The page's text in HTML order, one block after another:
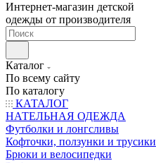
Интернет-магазин детской
одежды от производителя
Каталог
По всему сайту
По каталогу
КАТАЛОГ
НАТЕЛЬНАЯ ОДЕЖДА
Футболки и лонгсливы
Кофточки, ползунки и трусики
Брюки и велосипедки